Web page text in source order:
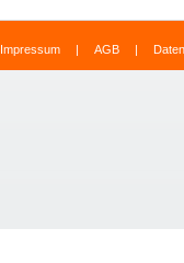
Impressum | AGB |